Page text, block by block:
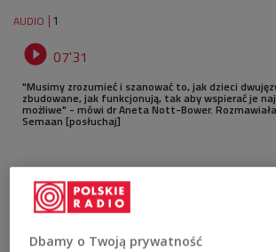
AUDIO 1
 07'31
"Musimy zrozumieć i szanować to, jak dzieci
zbudowane, jak funkcjonują, tak aby wspierać je
możliwe" - mówi dr Aneta Nott-Bower.
Semaan [posłuchaj]
Dbamy o Twoją prywatność